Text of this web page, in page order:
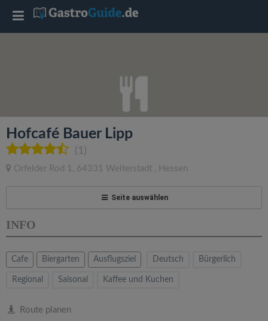
Hofcafé Bauer Lipp
(1)
Orfelder Rod 1 , 64331 Weiterstadt , Hessen
Seite auswählen
INFO
Cafe Biergarten Ausflugsziel Deutsch Bürgerlich
Regional Saisonal Kaffee und Kuchen
Route planen
T
l
e
a
v